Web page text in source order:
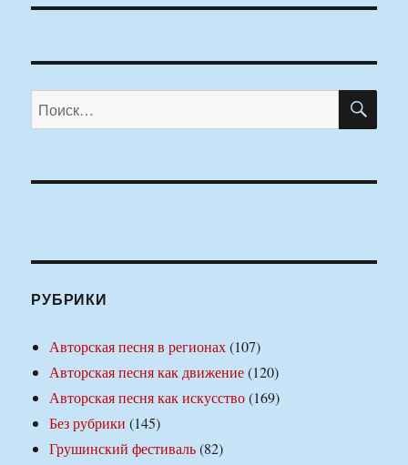
Искать:
РУБРИКИ
Авторская песня в регионах(107)
Авторская песня как движение(120)
Авторская песня как искусство(169)
Без рубрики (145)
Грушинский фестиваль(82)